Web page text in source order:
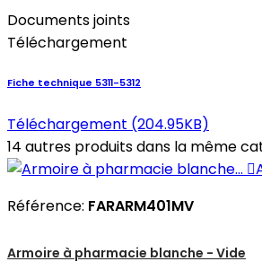
Documents joints
Téléchargement
Fiche technique 5311-5312
Téléchargement (204.95KB)
14 autres produits dans la même

Référence: FARARM401MV
Armoire à pharmacie blanche - Vide